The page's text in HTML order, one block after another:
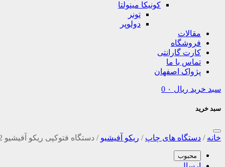
کونیکا مینولتا
تونر
دولوپر
مقالات
فروشگاه
کارت گارانتی
تماس با ما
پژواک اصفهان
سبد خرید ریال 0
سبد خرید
خانه / دستگاه های چاپ / ریکو آفیشیو / دستگاه فتوکپی ریکو آفیشیو Richo Aficio mp4002
محبوب